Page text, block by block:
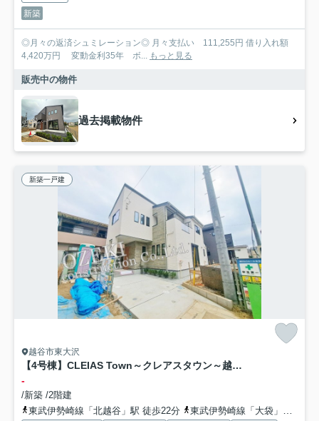
新築
◎月々の返済シュミレーション◎ 月々支払い 111,255円 借り入れ額
4,420万円 変動金利35年 ボ... もっと見る
販売中の物件
過去掲載物件
新築一戸建
越谷市東大沢
【4号棟】CLEIAS Town～クレアスタウン～越谷市東大沢2丁目
-
/新築 /2階建
東武伊勢崎線「北越谷」駅 徒歩22分
東武伊勢崎線「大袋」駅 徒歩27分